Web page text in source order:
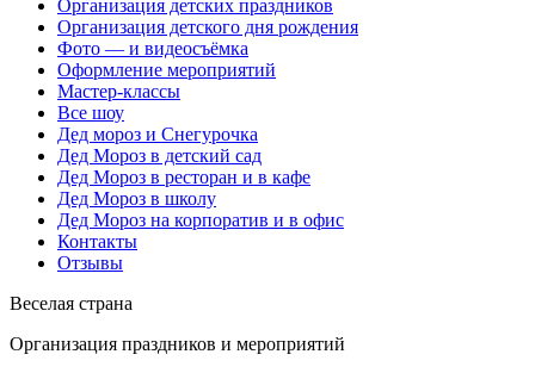
Организация детских праздников
Организация детского дня рождения
Фото — и видеосъёмка
Оформление мероприятий
Мастер-классы
Все шоу
Дед мороз и Снегурочка
Дед Мороз в детский сад
Дед Мороз в ресторан и в кафе
Дед Мороз в школу
Дед Мороз на корпоратив и в офис
Контакты
Отзывы
Веселая страна
Организация праздников и мероприятий